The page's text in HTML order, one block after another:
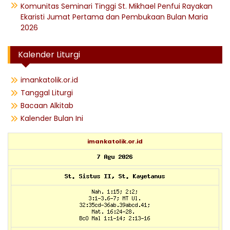
Komunitas Seminari Tinggi St. Mikhael Penfui Rayakan
Ekaristi Jumat Pertama dan Pembukaan Bulan Maria
2026
Kalender Liturgi
imankatolik.or.id
Tanggal Liturgi
Bacaan Alkitab
Kalender Bulan Ini
imankatolik.or.id